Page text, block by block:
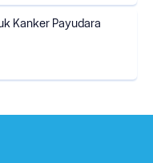
Kanker Payudara